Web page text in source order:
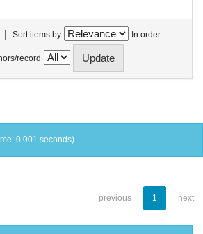
| Sort items by In order
record
0.001 seconds).
previous 1 next